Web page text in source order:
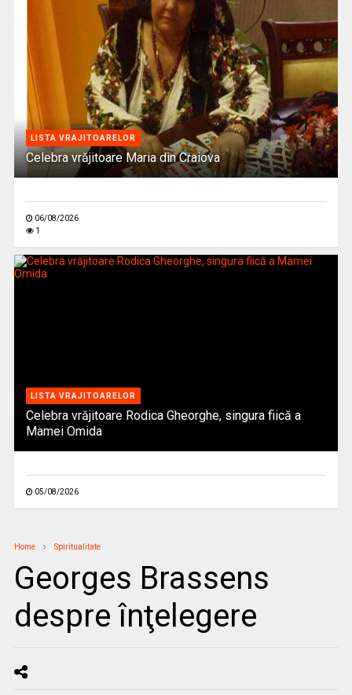
LISTA VRAJITOARELOR
Celebra vrăjitoare Maria din Craiova
06/08/2026
1
LISTA VRAJITOARELOR
Celebra vrăjitoare Rodica Gheorghe, singura fiică a
Mamei Omida
05/08/2026
Home Spiritualitate
Georges Brassens
despre înţelegere